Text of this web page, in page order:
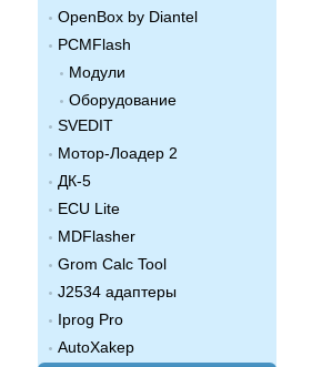
OpenBox by Diantel
PCMFlash
Модули
Оборудование
SVEDIT
Мотор-Лоадер 2
ДК-5
ECU Lite
MDFlasher
Grom Calc Tool
J2534 адаптеры
Iprog Pro
AutoXakep